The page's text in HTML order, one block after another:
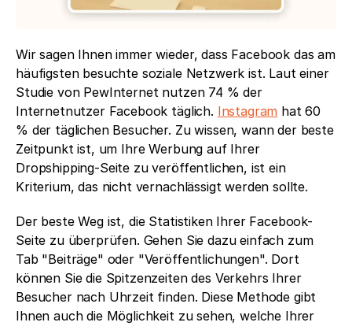
Wir sagen Ihnen immer wieder, dass Facebook das am
häufigsten besuchte soziale Netzwerk ist. Laut einer
Studie von PewInternet nutzen 74 % der
Internetnutzer Facebook täglich. Instagram hat 60
% der täglichen Besucher. Zu wissen, wann der beste
Zeitpunkt ist, um Ihre Werbung auf Ihrer
Dropshipping-Seite zu veröffentlichen, ist ein
Kriterium, das nicht vernachlässigt werden sollte.
Der beste Weg ist, die Statistiken Ihrer Facebook-
Seite zu überprüfen. Gehen Sie dazu einfach zum
Tab "Beiträge" oder "Veröffentlichungen". Dort
können Sie die Spitzenzeiten des Verkehrs Ihrer
Besucher nach Uhrzeit finden. Diese Methode gibt
Ihnen auch die Möglichkeit zu sehen, welche Ihrer